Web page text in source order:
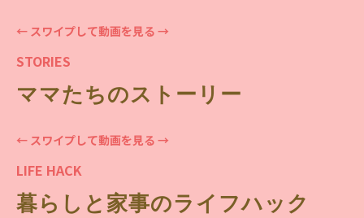
← スワイプして動画を見る →
STORIES
ママたちのストーリー
← スワイプして動画を見る →
LIFE HACK
暮らしと家事のライフハック